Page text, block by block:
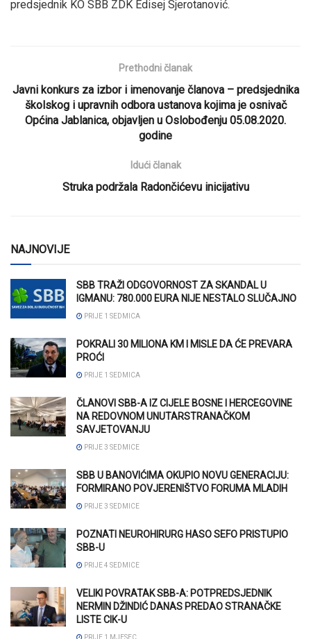
predsjednik KO SBB ZDK Edisej Sjerotanović.
Prethodni članak
Javni konkurs za izbor i imenovanje članova – predsjednika
školskog i upravnih odbora ustanova kojima je osnivač
Općina Jablanica, objavljen u Oslobođenju 05.08.2020.
godine
Idući članak
Struka podržala Radončićevu inicijativu
NAJNOVIJE
SBB TRAŽI ODGOVORNOST ZA SKANDAL U
IGMANU: 780.000 EURA NIJE NESTALO SLUČAJNO
PRIJE 1 SEDMICA
POKRALI 30 MILIONA KM I MISLE DA ĆE PREVARA
PROĆI
PRIJE 1 SEDMICA
ČLANOVI SBB-A IZ CIJELE BOSNE I HERCEGOVINE
NA REDOVNOM UNUTARSTRANAČKOM
SAVJETOVANJU
PRIJE 3 SEDMICE
SBB U BANOVIĆIMA OKUPIO NOVU GENERACIJU:
FORMIRANO POVJERENIŠTVO FORUMA MLADIH
PRIJE 3 SEDMICE
POZNATI NEUROHIRURG HASO SEFO PRISTUPIO
SBB-U
PRIJE 4 SEDMICE
VELIKI POVRATAK SBB-A: POTPREDSJEDNIK
NERMIN DŽINDIĆ DANAS PREDAO STRANAČKE
LISTE CIK-U
PRIJE 1 MJESEC